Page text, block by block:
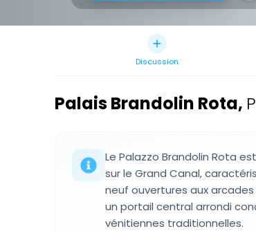
Discussion
Palais Brandolin Rota,
Le Palazzo Brandolin Rota
sur le Grand Canal,
neuf ouvertures aux
un portail central arrondi
vénitiennes traditionnelles.